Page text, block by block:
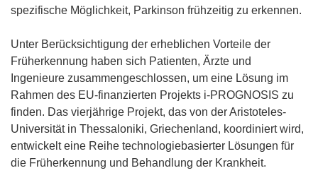
spezifische Möglichkeit, Parkinson frühzeitig zu erkennen.
Unter Berücksichtigung der erheblichen Vorteile der
Früherkennung haben sich Patienten, Ärzte und
Ingenieure zusammengeschlossen, um eine Lösung im
Rahmen des EU-finanzierten Projekts i-PROGNOSIS zu
finden. Das vierjährige Projekt, das von der Aristoteles-
Universität in Thessaloniki, Griechenland, koordiniert wird,
entwickelt eine Reihe technologiebasierter Lösungen für
die Früherkennung und Behandlung der Krankheit.